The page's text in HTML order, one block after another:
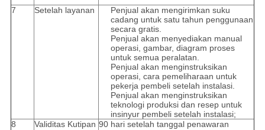
7
Setelah layanan
Penjual akan mengirimkan suku
cadang untuk satu tahun penggunaan
secara gratis.
Penjual akan menyediakan manual
operasi, gambar, diagram proses
untuk semua peralatan.
Penjual akan menginstruksikan
operasi, cara pemeliharaan untuk
pekerja pembeli setelah instalasi.
Penjual akan menginstruksikan
teknologi produksi dan resep untuk
insinyur pembeli setelah instalasi;
8
Validitas Kutipan 90 hari setelah tanggal penawaran